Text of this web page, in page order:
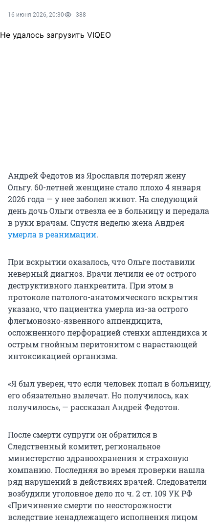
16 июня 2026, 20:30 388
Не удалось загрузить VIQEO
Андрей Федотов из Ярославля потерял жену
Ольгу. 60-летней женщине стало плохо 4 января
2026 года — у нее заболел живот. На следующий
день дочь Ольги отвезла ее в больницу и передала
в руки врачам. Спустя неделю жена Андрея
умерла в реанимации.
При вскрытии оказалось, что Ольге поставили
неверный диагноз. Врачи лечили ее от острого
деструктивного панкреатита. При этом в
протоколе патолого-анатомического вскрытия
указано, что пациентка умерла из-за острого
флегмонозно-язвенного аппендицита,
осложненного перфорацией стенки аппендикса и
острым гнойным перитонитом с нарастающей
интоксикацией организма.
«Я был уверен, что если человек попал в больницу,
его обязательно вылечат. Но получилось, как
получилось», — рассказал Андрей Федотов.
После смерти супруги он обратился в
Следственный комитет, региональное
министерство здравоохранения и страховую
компанию. Последняя во время проверки нашла
ряд нарушений в действиях врачей. Следователи
возбудили уголовное дело по ч. 2 ст. 109 УК РФ
«Причинение смерти по неосторожности
вследствие ненадлежащего исполнения лицом